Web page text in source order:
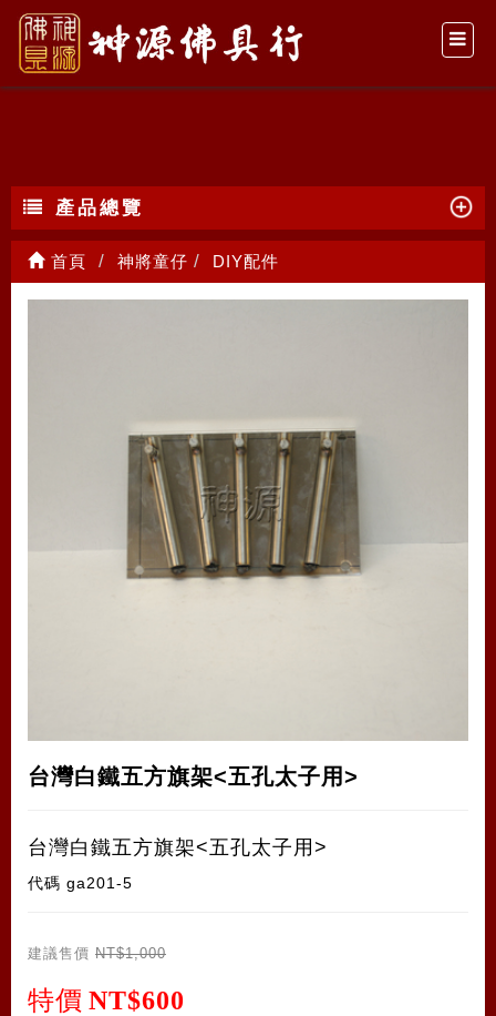
DIY配件
產品總覽
首頁 神將童仔 DIY配件
台灣白鐵五方旗架<五孔太子用>
台灣白鐵五方旗架<五孔太子用>
代碼 ga201-5
建議售價 NT$1,000
特價 NT$600